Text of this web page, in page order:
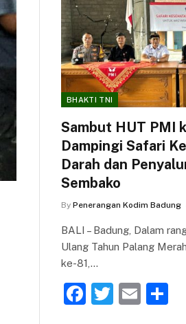
BHAKTI TNI
Sambut HUT PMI
Dampingi Safari
Darah dan
Sembako
By Penerangan Kodim Badung
BALI – Badung, Dalam
Ulang Tahun Palang
ke-81,…
F
T
E